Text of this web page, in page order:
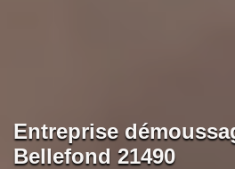
Entreprise
Bellefond 21490